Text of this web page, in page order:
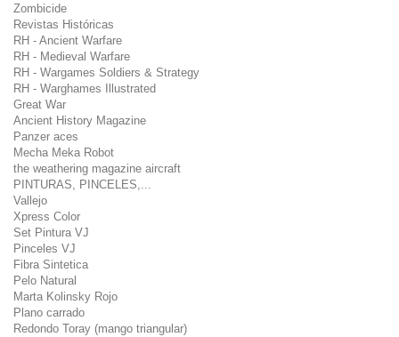
Zombicide
Revistas Históricas
RH - Ancient Warfare
RH - Medieval Warfare
RH - Wargames Soldiers & Strategy
RH - Warghames Illustrated
Great War
Ancient History Magazine
Panzer aces
Mecha Meka Robot
the weathering magazine aircraft
PINTURAS, PINCELES,...
Vallejo
Xpress Color
Set Pintura VJ
Pinceles VJ
Fibra Sintetica
Pelo Natural
Marta Kolinsky Rojo
Plano carrado
Redondo Toray (mango triangular)